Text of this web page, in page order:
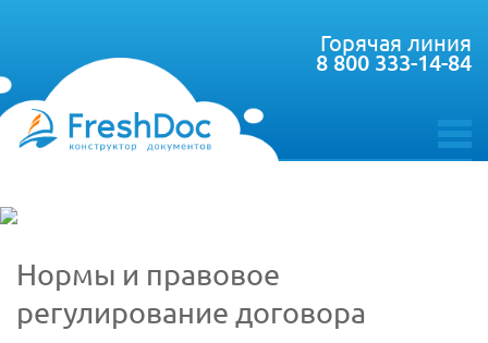
toggle
Горячая линия
8 800 333-14-84
Нормы и правовое
регулирование договора